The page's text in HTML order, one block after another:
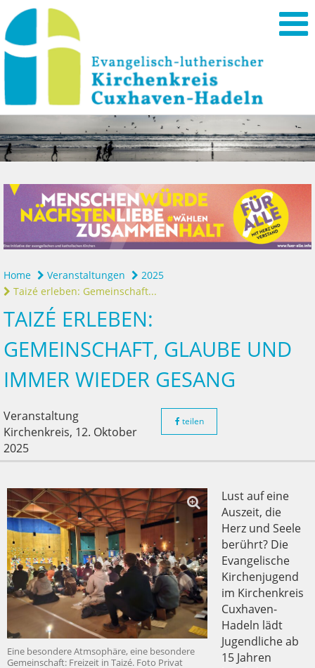
Home Veranstaltungen
2025
Taizé erleben: Gemeinschaft...
TAIZÉ ERLEBEN:
GEMEINSCHAFT, GLAUBE UND
IMMER WIEDER GESANG
Veranstaltung
Kirchenkreis, 12. Oktober
2025
teilen
Eine besondere Atmsophäre, eine besondere
Gemeinschaft: Freizeit in Taizé. Foto Privat
Lust auf eine
Auszeit, die
Herz und Seele
berührt? Die
Evangelische
Kirchenjugend
im Kirchenkreis
Cuxhaven-
Hadeln lädt
Jugendliche ab
15 Jahren